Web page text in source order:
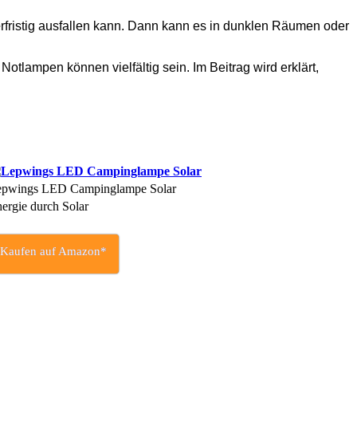
ausfallen kann. Dann kann es in dunklen Räumen oder
können vielfältig sein. Im Beitrag wird erklärt,
LED Campinglampe Solar
durch Solar
Kaufen auf Amazon*